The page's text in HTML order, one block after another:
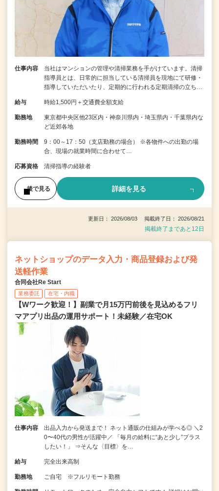
仕事内容
当社はマンションの管理や清掃業務を手がけています。清掃
指導員とは、日常的に担当している清掃員を現地にて研修・
指導していただいたり、定期的に行われる定期清掃の立ち…
給与 時給1,500円＋交通費全額支給
勤務地
東京都中央区他23区内・神奈川県内・埼玉県内・千葉県内な
ど近郊各地
勤務時間
9：00～17：50（支店勤務の場合） ※各物件への出勤の場
合、現場の就業時間に合わせて…
応募資格 清掃指導の経験者
後で見る 詳細を見る
更新日： 2026/08/03 掲載終了日： 2026/08/21
掲載終了まであと12日
ネットショップのデータ入力・商品登録および発
送軽作業
合同会社Re Start
業務委託 在宅・内職
【Wワーク歓迎！】副業で月15万円前後を見込めるフリ
マアプリ出品の運用サポート！未経験／在宅OK
仕事内容
出品入力から発送まで！ ネット通販の仕組みが学べる◎ ＼2
0〜40代の男性が活躍中／ 「毎月の給料に“あと少し”プラス
したい！」 ⇒そんな〈目標〉を…
給与 完全出来高制
勤務地 ご自宅 ※フルリモート勤務